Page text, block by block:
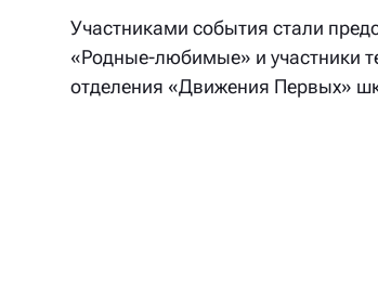
Участниками события стали
«Родные‑любимые» и участники
отделения «Движения Первых»